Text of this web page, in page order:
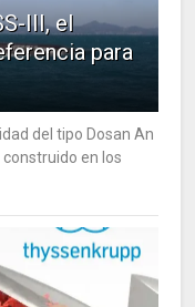
III, el
para
del tipo Dosan An
en los